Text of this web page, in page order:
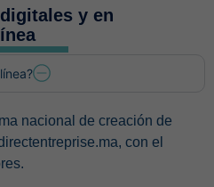
y en
línea
nacional de creación de
con el